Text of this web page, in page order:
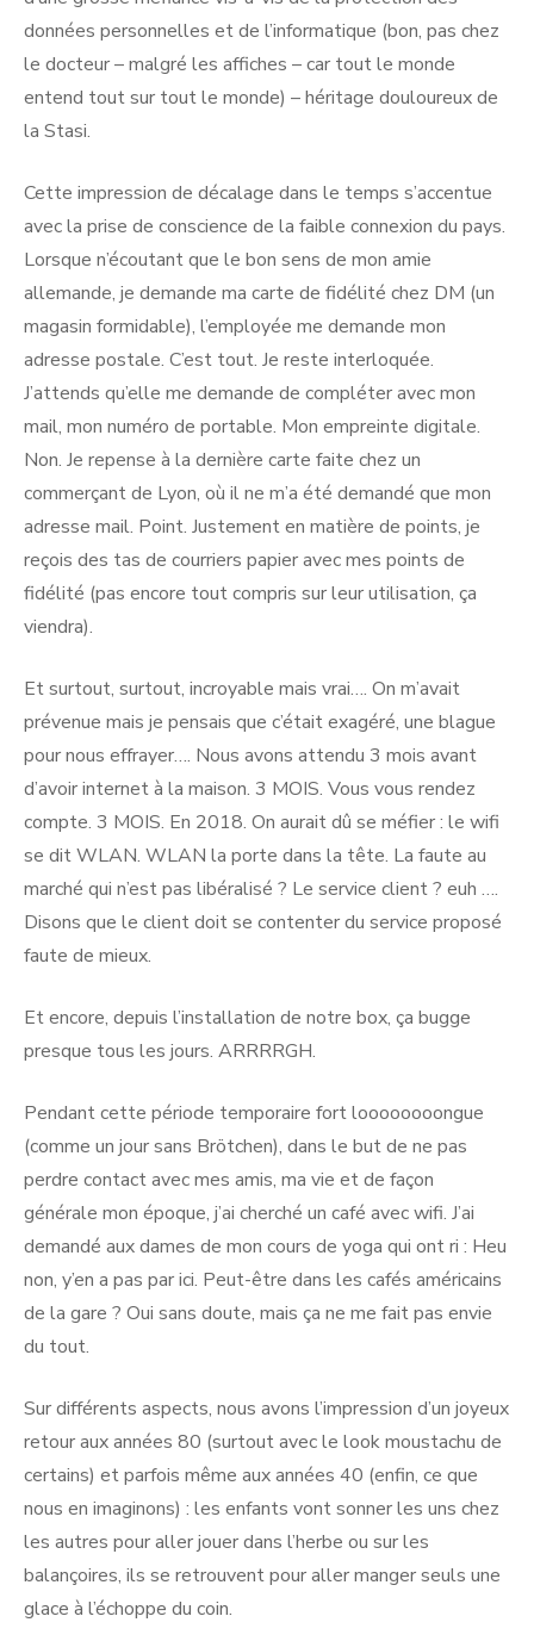
données personnelles et de l’informatique (bon, pas chez
le docteur – malgré les affiches – car tout le monde
entend tout sur tout le monde) – héritage douloureux de
la Stasi.
Cette impression de décalage dans le temps s’accentue
avec la prise de conscience de la faible connexion du pays.
Lorsque n’écoutant que le bon sens de mon amie
allemande, je demande ma carte de fidélité chez DM (un
magasin formidable), l’employée me demande mon
adresse postale. C’est tout. Je reste interloquée.
J’attends qu’elle me demande de compléter avec mon
mail, mon numéro de portable. Mon empreinte digitale.
Non. Je repense à la dernière carte faite chez un
commerçant de Lyon, où il ne m’a été demandé que mon
adresse mail. Point. Justement en matière de points, je
reçois des tas de courriers papier avec mes points de
fidélité (pas encore tout compris sur leur utilisation, ça
viendra).
Et surtout, surtout, incroyable mais vrai…. On m’avait
prévenue mais je pensais que c’était exagéré, une blague
pour nous effrayer…. Nous avons attendu 3 mois avant
d’avoir internet à la maison. 3 MOIS. Vous vous rendez
compte. 3 MOIS. En 2018. On aurait dû se méfier : le wifi
se dit WLAN. WLAN la porte dans la tête. La faute au
marché qui n’est pas libéralisé ? Le service client ? euh ….
Disons que le client doit se contenter du service proposé
faute de mieux.
Et encore, depuis l’installation de notre box, ça bugge
presque tous les jours. ARRRRGH.
Pendant cette période temporaire fort loooooooongue
(comme un jour sans Brötchen), dans le but de ne pas
perdre contact avec mes amis, ma vie et de façon
générale mon époque, j’ai cherché un café avec wifi. J’ai
demandé aux dames de mon cours de yoga qui ont ri : Heu
non, y’en a pas par ici. Peut-être dans les cafés américains
de la gare ? Oui sans doute, mais ça ne me fait pas envie
du tout.
Sur différents aspects, nous avons l’impression d’un joyeux
retour aux années 80 (surtout avec le look moustachu de
certains) et parfois même aux années 40 (enfin, ce que
nous en imaginons) : les enfants vont sonner les uns chez
les autres pour aller jouer dans l’herbe ou sur les
balançoires, ils se retrouvent pour aller manger seuls une
glace à l’échoppe du coin.